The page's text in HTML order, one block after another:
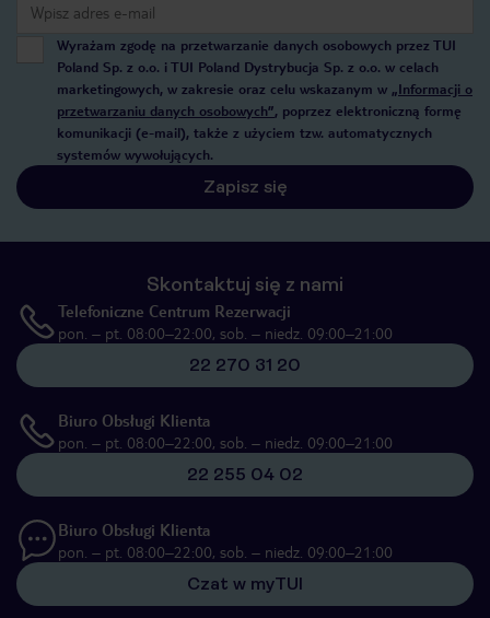
Wyrażam zgodę na przetwarzanie danych osobowych przez TUI
Poland Sp. z o.o. i TUI Poland Dystrybucja Sp. z o.o. w celach
marketingowych, w zakresie oraz celu wskazanym w „Informacji o
przetwarzaniu danych osobowych”, poprzez elektroniczną formę
komunikacji (e-mail), także z użyciem tzw. automatycznych
systemów wywołujących.
Zapisz się
Skontaktuj się z nami
Telefoniczne Centrum Rezerwacji
pon. – pt. 08:00–22:00, sob. – niedz. 09:00–21:00
22 270 31 20
Biuro Obsługi Klienta
pon. – pt. 08:00–22:00, sob. – niedz. 09:00–21:00
22 255 04 02
Biuro Obsługi Klienta
pon. – pt. 08:00–22:00, sob. – niedz. 09:00–21:00
Czat w myTUI